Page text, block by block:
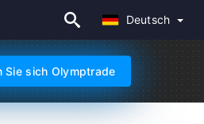
Deutsch
Sie sich Olymptrade